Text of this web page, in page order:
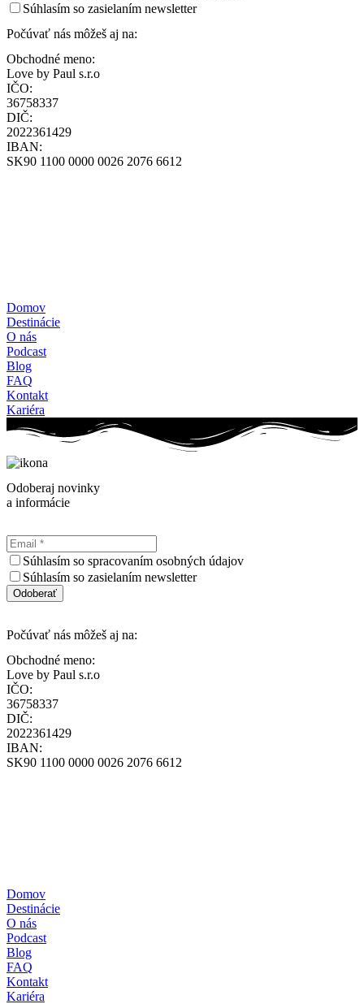
Súhlasím so zasielaním newsletter
Počúvať nás môžeš aj na:
Obchodné meno:
Love by Paul s.r.o
IČO:
36758337
DIČ:
2022361429
IBAN:
SK90 1100 0000 0026 2076 6612
Domov
Destinácie
O nás
Podcast
Blog
FAQ
Kontakt
Kariéra
Odoberaj novinky
a informácie
Súhlasím so spracovaním osobných údajov
Súhlasím so zasielaním newsletter
Odoberať
Počúvať nás môžeš aj na:
Obchodné meno:
Love by Paul s.r.o
IČO:
36758337
DIČ:
2022361429
IBAN:
SK90 1100 0000 0026 2076 6612
Domov
Destinácie
O nás
Podcast
Blog
FAQ
Kontakt
Kariéra